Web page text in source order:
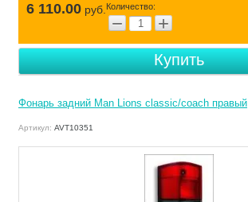
6 110.00 руб. Количество:
− +
Купить
Фонарь задний Man Lions classic/coach правый
Артикул: AVT10351